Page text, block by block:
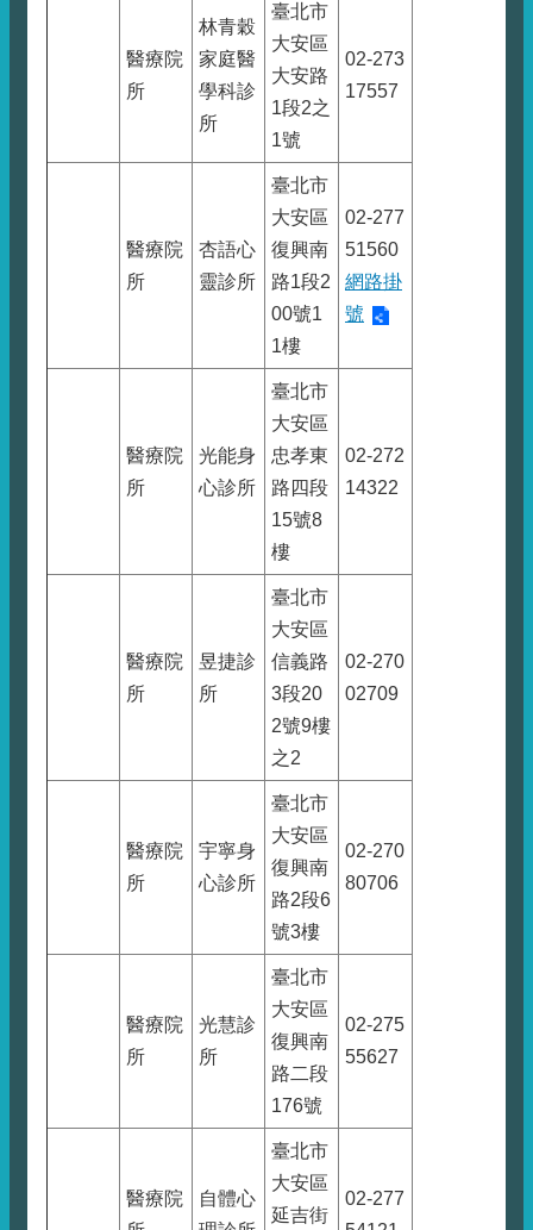
醫療院
所
林青穀
家庭醫
學科診
所
臺北市
大安區
大安路
1段2之
1號
02-273
17557
醫療院
所
杏語心
靈診所
臺北市
大安區
復興南
路1段2
00號1
1樓
02-277
51560
網路掛
號
醫療院
所
光能身
心診所
臺北市
大安區
忠孝東
路四段
15號8
樓
02-272
14322
醫療院
所
昱捷診
所
臺北市
大安區
信義路
3段20
2號9樓
之2
02-270
02709
醫療院
所
宇寧身
心診所
臺北市
大安區
復興南
路2段6
號3樓
02-270
80706
醫療院
所
光慧診
所
臺北市
大安區
復興南
路二段
176號
02-275
55627
醫療院
自體心
臺北市
大安區
延吉街
02-277